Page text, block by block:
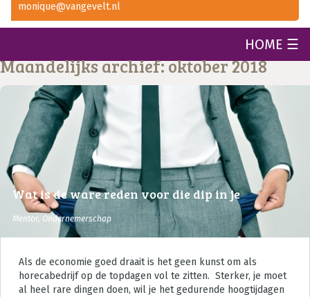
monique@vangevelt.nl
HOME ☰
Maandelijks archief: oktober 2018
Mentor, Ondernemerschap
Wat is de ware reden voor die dip in je
business?
Als de economie goed draait is het geen kunst om als
horecabedrijf op de topdagen vol te zitten. Sterker, je moet
al heel rare dingen doen, wil je het gedurende hoogtijdagen